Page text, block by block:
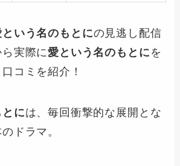
という名のもとにの見逃し配信
ら実際に愛という名のもとに を
コミを紹介！
には、毎回衝撃的な展開とな
ドラマ。